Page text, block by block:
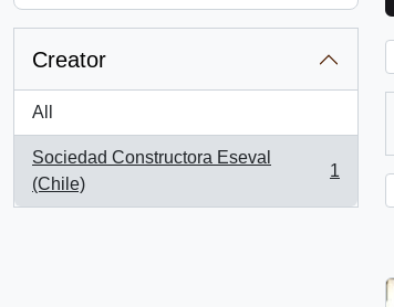
Creator
All
Sociedad Constructora Eseval
(Chile)
, 1 results
1